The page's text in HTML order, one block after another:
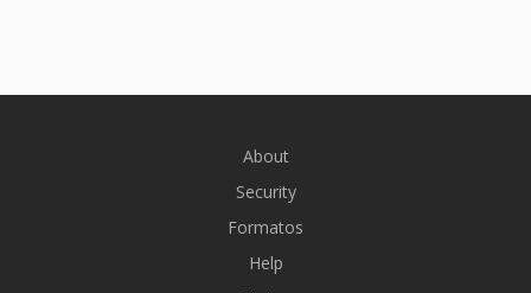
About
Security
Formatos
Help